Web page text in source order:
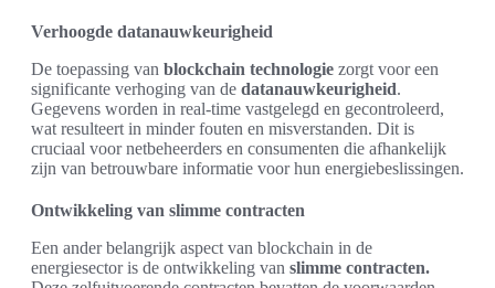
Verhoogde datanauwkeurigheid
De toepassing van blockchain technologie zorgt voor een
significante verhoging van de datanauwkeurigheid.
Gegevens worden in real-time vastgelegd en gecontroleerd,
wat resulteert in minder fouten en misverstanden. Dit is
cruciaal voor netbeheerders en consumenten die afhankelijk
zijn van betrouwbare informatie voor hun energiebeslissingen.
Ontwikkeling van slimme contracten
Een ander belangrijk aspect van blockchain in de
energiesector is de ontwikkeling van slimme contracten.